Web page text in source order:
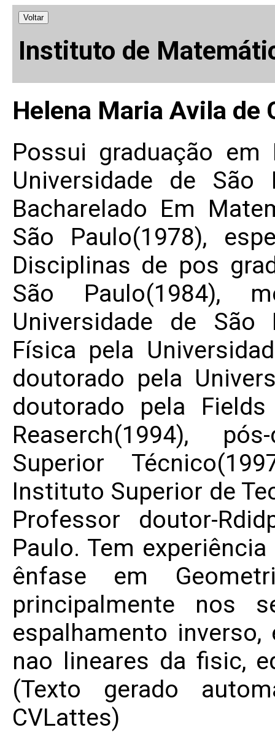
Voltar
Instituto de
Helena Maria Avila de
Possui graduação em
Universidade de São
Bacharelado Em
São Paulo(1978),
Disciplinas de pos
São Paulo(1984),
Universidade de São
Física pela
doutorado pela
doutorado pela
Reaserch(1994),
Superior
Instituto Superior de
Professor doutor-
Paulo. Tem
ênfase em
principalmente nos
espalhamento
nao lineares da fisic,
(Texto gerado
CVLattes)